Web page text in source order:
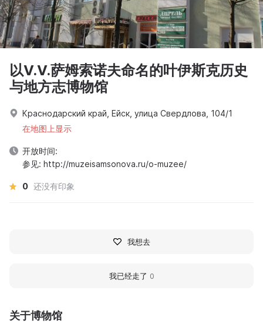
关于博物馆
以V.V.萨姆索诺夫命名的叶伊斯克历史
与地方志博物馆
Краснодарский край, Ейск, улица Свердлова, 104/1
在地图上显示
开放时间:
参见: http://muzeisamsonova.ru/o-muzee/
0 还没有印象
我想去
我已经走了 0